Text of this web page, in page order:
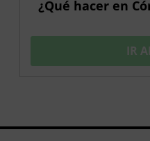
¿Qué hacer en
IR